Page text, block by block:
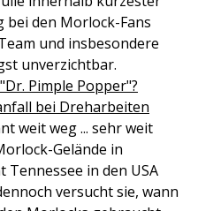
bei den Morlock-Fans
und insbesondere
unverzichtbar.
Pimple Popper"?
bei Dreharbeiten
weit weg ... sehr weit
Gelände in
in den USA
versucht sie, wann